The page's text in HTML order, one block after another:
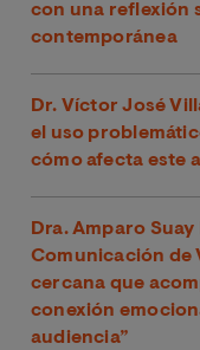
con una reflexión
contemporánea
Dr. Víctor José
el uso
cómo afecta este
Dra. Amparo
Comunicación de
cercana que
conexión
audiencia”